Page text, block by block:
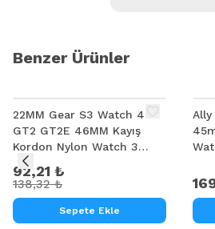
Benzer Ürünler
22MM Gear S3 Watch 4 -
GT2 GT2E 46MM Kayış
Kordon Nylon Watch 3
45MM
92,21 ₺
138,32 ₺
Sepete Ekle
Ally